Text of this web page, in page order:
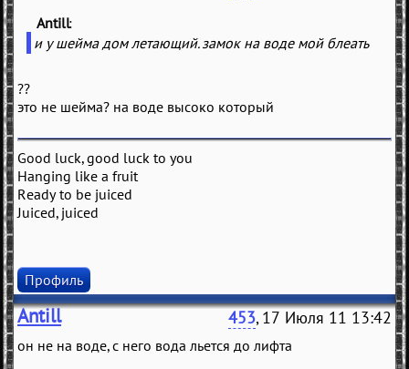
Antill
и у шейма дом летающий. замок на воде мой блеать
??
это не шейма? на воде высоко который
Good luck, good luck to you
Hanging like a fruit
Ready to be juiced
Juiced, juiced
Профиль
Antill 453, 17 Июля 11 13:42
он не на воде, с него вода льется до лифта